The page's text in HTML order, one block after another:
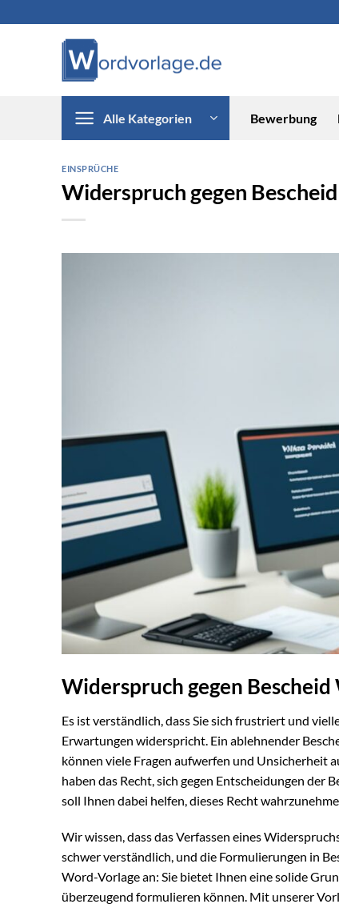
Alle Kategorien Bewerbung
EINSPRÜCHE
Widerspruch gegen Bescheid
Widerspruch gegen
Es ist verständlich, dass Sie sich frustriert und
Erwartungen widerspricht. Ein ablehnender
können viele Fragen aufwerfen und Unsicherheit
haben das Recht, sich gegen Entscheidungen der
soll Ihnen dabei helfen, dieses Recht
Wir wissen, dass das Verfassen eines
schwer verständlich, und die Formulierungen in
Word-Vorlage an: Sie bietet Ihnen eine solide
überzeugend formulieren können. Mit unserer